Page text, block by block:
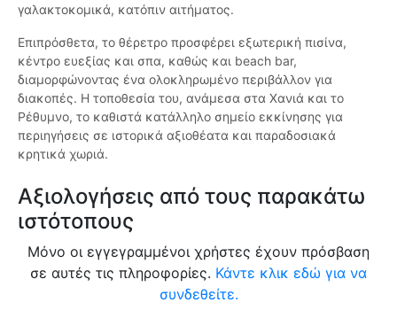
γαλακτοκομικά, κατόπιν αιτήματος.
Επιπρόσθετα, το θέρετρο προσφέρει εξωτερική πισίνα,
κέντρο ευεξίας και σπα, καθώς και beach bar,
διαμορφώνοντας ένα ολοκληρωμένο περιβάλλον για
διακοπές. Η τοποθεσία του, ανάμεσα στα Χανιά και το
Ρέθυμνο, το καθιστά κατάλληλο σημείο εκκίνησης για
περιηγήσεις σε ιστορικά αξιοθέατα και παραδοσιακά
κρητικά χωριά.
Αξιολογήσεις από τους παρακάτω
ιστότοπους
Μόνο οι εγγεγραμμένοι χρήστες έχουν πρόσβαση
σε αυτές τις πληροφορίες. Κάντε κλικ εδώ για να
συνδεθείτε.